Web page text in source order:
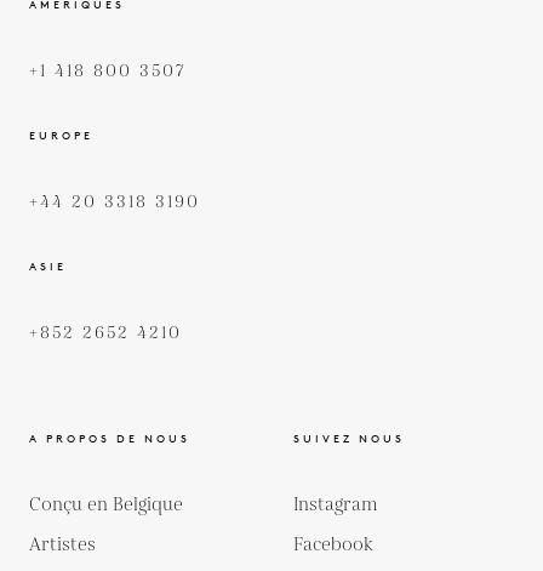
AMÉRIQUES
+1 418 800 3507
EUROPE
+44 20 3318 3190
ASIE
+852 2652 4210
A PROPOS DE NOUS
Conçu en Belgique
Artistes
SUIVEZ NOUS
Instagram
Facebook